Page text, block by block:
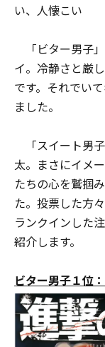
い、人懐こい
「ビター男子
イ。冷静さと厳
です。それでい
ました。
「スイート男
太。まさにイメ
たちの心を鷲掴
た。投票した方
ランクインした
紹介します。
ビター男子１位